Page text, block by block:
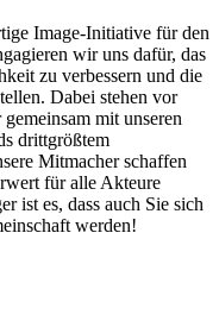
Image-Initiative für den
wir uns dafür, das
zu verbessern und die
Dabei stehen vor
mit unseren
drittgrößtem
Mitmacher schaffen
für alle Akteure
ist es, dass auch Sie sich
werden!